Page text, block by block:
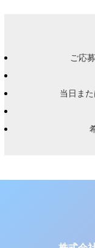
ご応
当日ま